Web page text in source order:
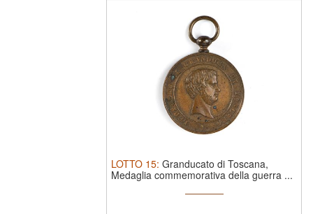
LOTTO 15: Granducato di Toscana,
Medaglia commemorativa della guerra ...